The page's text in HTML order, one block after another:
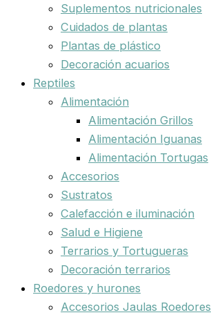
Suplementos nutricionales
Cuidados de plantas
Plantas de plástico
Decoración acuarios
Reptiles
Alimentación
Alimentación Grillos
Alimentación Iguanas
Alimentación Tortugas
Accesorios
Sustratos
Calefacción e iluminación
Salud e Higiene
Terrarios y Tortugueras
Decoración terrarios
Roedores y hurones
Accesorios Jaulas Roedores